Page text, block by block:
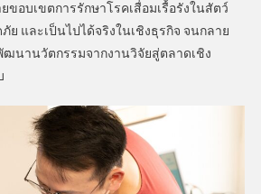
ขอบเขตการรักษาโรคเสื่อมเรื้อรังในสัตว์
ภัย และเป็นไปได้จริงในเชิงธุรกิจ จนกลาย
นานวัตกรรมจากงานวิจัยสู่ตลาดเชิง